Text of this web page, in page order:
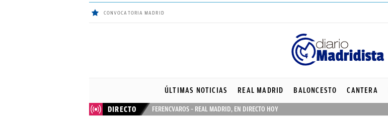
CONVOCATORIA MADRID
REAL
ÚLTIMAS NOTICIAS REAL MADRID BALONCESTO CANTERA
DIRECTO FERENCVAROS – REAL MADRID, EN DIRECTO HOY